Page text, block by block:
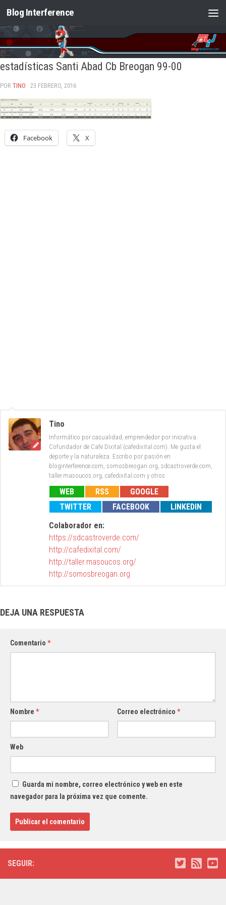
Saltar al contenido
Blog Interference
estadísticas Santi Abad Cb Breogan 99-00
POR TINO · 23 FEBRERO, 2016
Facebook X
Tino
Informático por casualidad, emprendedor por iniciativa.
Cofundador de Cafe Dixital (cafedixital.com). Me gusta el
deporte y la naturaleza. Escribo por pasión en
bloginterference.com, somosbreogan.org, sdcastroverde.com,
taller.masoucos.org, cafedixital.com y otros
WEB RSS
GOOGLE
TWITTER
FACEBOOK
LINKEDIN
Colaborador en:
https://sdcastroverde.com/
http://cafedixital.com/
http://taller.masoucos.org/
http://somosbreogan.org
DEJA UNA RESPUESTA
Comentario *
Nombre * Correo electrónico*
Web
Guarda mi nombre, correo electrónico y web en este
navegador para la próxima vez que comente.
SEGUIR: